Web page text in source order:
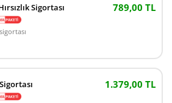
Sigortası 789,00 TL
1.379,00 TL